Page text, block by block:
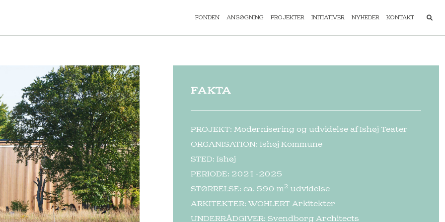
FONDEN ANSØGNING PROJEKTER INITIATIVER NYHEDER KONTAKT
FAKTA
PROJEKT: Modernisering og udvidelse af Ishøj Teater
ORGANISATION: Ishøj Kommune
STED: Ishøj
PERIODE: 2021-2025
STØRRELSE: ca. 590 m2 udvidelse
ARKITEKTER: WOHLERT Arkitekter
UNDERRÅDGIVER: Svendborg Architects